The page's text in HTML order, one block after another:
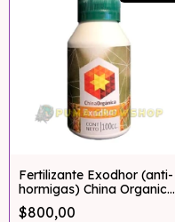
Fertilizante Exodhor (anti-
hormigas) China Organica
100cc
$800,00